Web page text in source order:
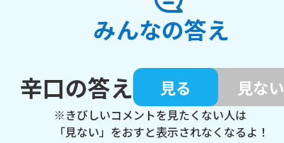
みんなの答え
辛口の答え
見る 見ない
※きびしいコメントを見たくない人は
「見ない」をおすと表示されなくなるよ！